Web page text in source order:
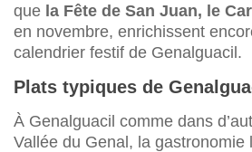
que la Fête de San Juan, le
en novembre, enrichissent
calendrier festif de Genalguacil.
Plats typiques de
À Genalguacil comme dans
Vallée du Genal, la gastronomie